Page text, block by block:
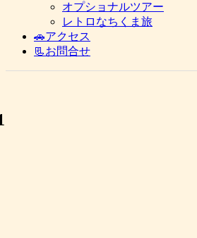
オプショナルツアー
レトロなちくま旅
🚗アクセス
📃お問合せ